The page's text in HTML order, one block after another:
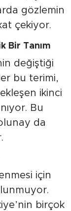
gözlemin
çekiyor.
Bir Tanım
değiştiği
bu terimi,
ikinci
Bu
da
için
birçok